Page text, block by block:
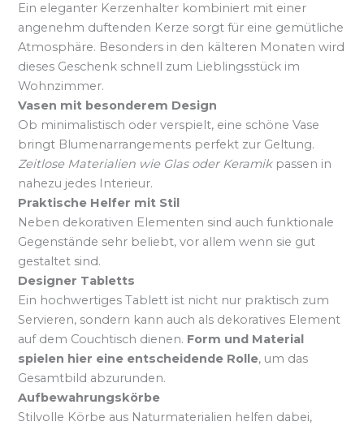
Ein eleganter Kerzenhalter kombiniert mit einer
angenehm duftenden Kerze sorgt für eine gemütliche
Atmosphäre. Besonders in den kälteren Monaten wird
dieses Geschenk schnell zum Lieblingsstück im
Wohnzimmer.
Vasen mit besonderem Design
Ob minimalistisch oder verspielt, eine schöne Vase
bringt Blumenarrangements perfekt zur Geltung.
Zeitlose Materialien wie Glas oder Keramikpassen in
nahezu jedes Interieur.
Praktische Helfer mit Stil
Neben dekorativen Elementen sind auch funktionale
Gegenstände sehr beliebt, vor allem wenn sie gut
gestaltet sind.
Designer Tabletts
Ein hochwertiges Tablett ist nicht nur praktisch zum
Servieren, sondern kann auch als dekoratives Element
auf dem Couchtisch dienen. Form und Material
spielen hier eine entscheidende Rolle, um das
Gesamtbild abzurunden.
Aufbewahrungskörbe
Stilvolle Körbe aus Naturmaterialien helfen dabei,